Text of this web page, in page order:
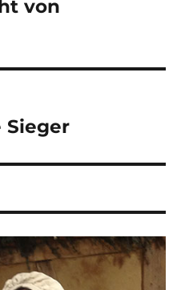
von
Sieger